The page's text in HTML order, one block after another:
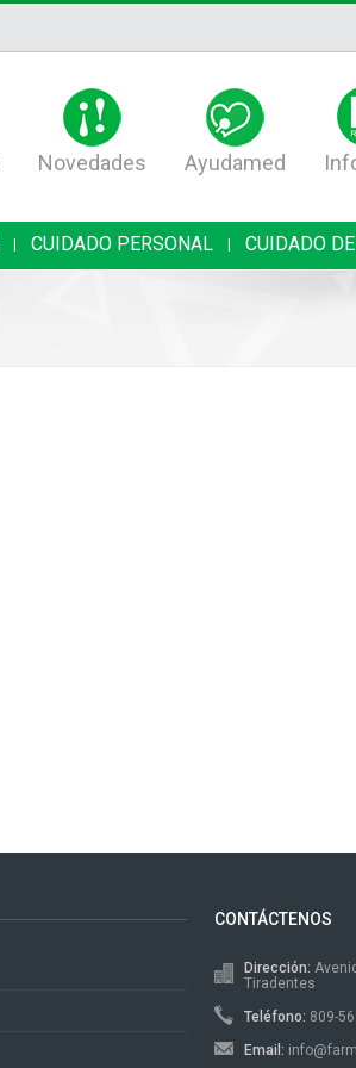
Novedades Ayudamed
CUIDADO PERSONAL CUIDADO
CONTÁCTENOS
Dirección:
Tiradentes
Teléfono: 809-
Email: